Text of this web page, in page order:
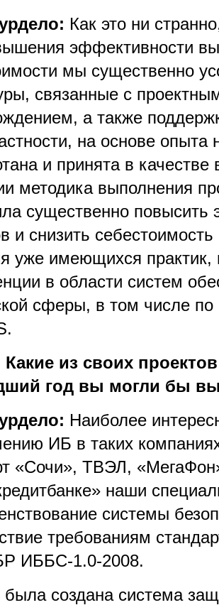
Как это ни
эффективности
мы существенно
связанные с
а также
на основе опыта
и принята в качестве
методика выполнения
существенно
и снизить
уже имеющихся
в области систем
сферы, в том числе по
Какие из своих
год вы могли бы
Наиболее
ИБ в таких
«Сочи», ТВЭЛ,
наши
системы
требованиям
ИББС-1.0-2008.
создана система